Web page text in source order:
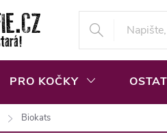
PRO KOČKY
Biokats